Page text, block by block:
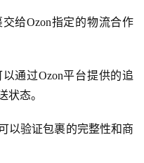
给Ozon指定的物流合作
通过Ozon平台提供的追
状态。
以验证包裹的完整性和商